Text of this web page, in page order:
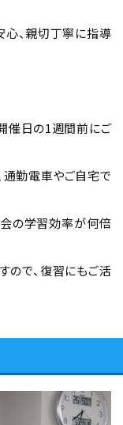
心、親切丁寧に指導
催日の1週間前にご
勤電車やご自宅で
会の学習効率が何倍
ので、復習にもご活